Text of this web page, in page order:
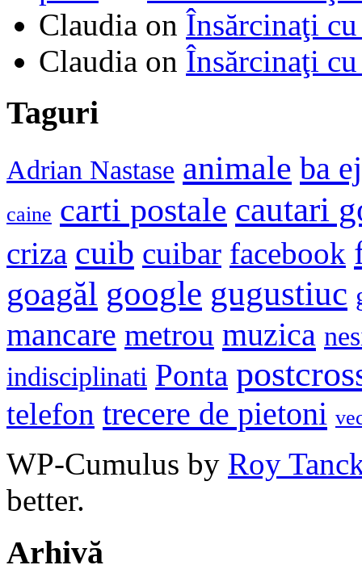
Claudia on Însărcinaţi
Claudia on Însărcinaţi
Taguri
Adrian Nastase animale ba
caine carti postale cautari
criza cuib cuibar facebook
goagăl google gugustiuc
mancare metrou muzica
indisciplinati Ponta
telefon trecere de pietoni
WP-Cumulus by Roy
better.
Arhivă